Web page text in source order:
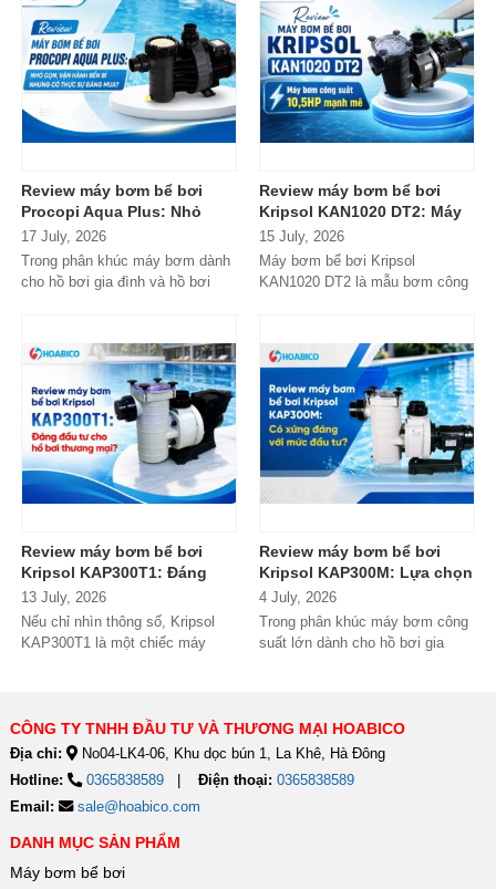
Review máy bơm bể bơi
Procopi Aqua Plus: Nhỏ
gọn, vận hành bền bỉ
nhưng có thực sự đáng
mua?
17 July, 2026
Trong phân khúc máy bơm dành
cho hồ bơi gia đình và hồ bơi
Review máy bơm bể bơi
Kripsol KAN1020 DT2: Máy
bơm công suất lớn có đáng
đầu tư?
15 July, 2026
Máy bơm bể bơi Kripsol
KAN1020 DT2 là mẫu bơm công
Review máy bơm bể bơi
Kripsol KAP300T1: Đáng
đầu tư cho hồ bơi thương
mại?
13 July, 2026
Nếu chỉ nhìn thông số, Kripsol
KAP300T1 là một chiếc máy
Review máy bơm bể bơi
Kripsol KAP300M: Lựa chọn
đáng tiền cho hồ bơi
thương mại?
4 July, 2026
Trong phân khúc máy bơm công
suất lớn dành cho hồ bơi gia
CÔNG TY TNHH ĐẦU TƯ VÀ THƯƠNG MẠI HOABICO
Địa chỉ:
No04-LK4-06, Khu dọc bún 1, La Khê, Hà Đông
Hotline:
0365838589 Điện thoại: 0365838589
Email:
sale@hoabico.com
DANH MỤC SẢN PHẨM
Máy bơm bể bơi